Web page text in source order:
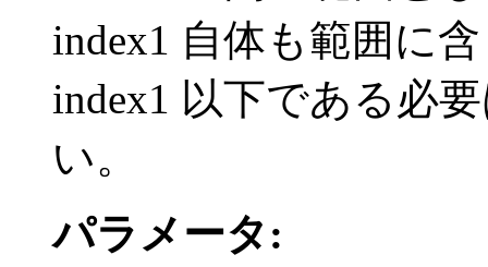
index1 自体も範囲に
index1 以下である必
い。
パラメータ: